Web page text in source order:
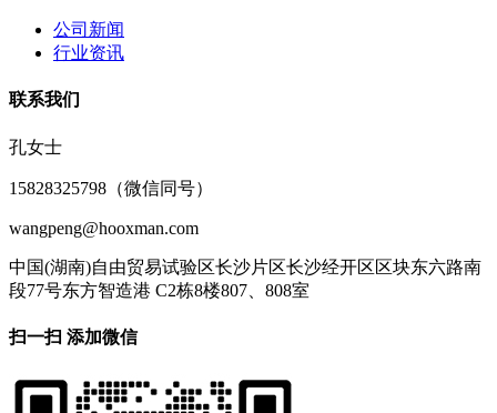
公司新闻
行业资讯
联系我们
孔女士
15828325798（微信同号）
wangpeng@hooxman.com
中国(湖南)自由贸易试验区长沙片区长沙经开区区块东六路南
段77号东方智造港 C2栋8楼807、808室
扫一扫 添加微信